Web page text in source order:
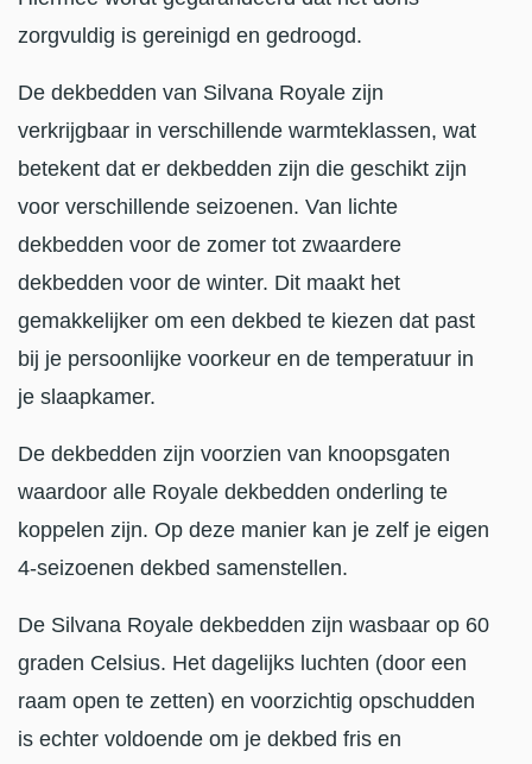
zorgvuldig is gereinigd en gedroogd.
De dekbedden van Silvana Royale zijn
verkrijgbaar in verschillende warmteklassen, wat
betekent dat er dekbedden zijn die geschikt zijn
voor verschillende seizoenen. Van lichte
dekbedden voor de zomer tot zwaardere
dekbedden voor de winter. Dit maakt het
gemakkelijker om een dekbed te kiezen dat past
bij je persoonlijke voorkeur en de temperatuur in
je slaapkamer.
De dekbedden zijn voorzien van knoopsgaten
waardoor alle Royale dekbedden onderling te
koppelen zijn. Op deze manier kan je zelf je eigen
4-seizoenen dekbed samenstellen.
De Silvana Royale dekbedden zijn wasbaar op 60
graden Celsius. Het dagelijks luchten (door een
raam open te zetten) en voorzichtig opschudden
is echter voldoende om je dekbed fris en